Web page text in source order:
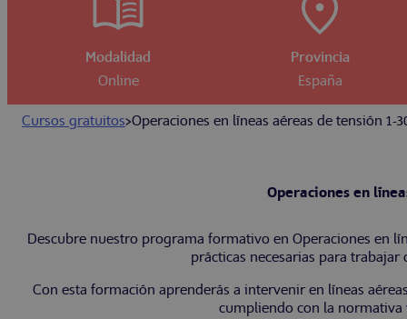
Modalidad
Online
Provincia
España
Cursos gratuitos>Operaciones en líneas aéreas de tensión
Operaciones en
Descubre nuestro programa formativo en Operaciones en
prácticas necesarias para
Con esta formación aprenderás a intervenir en líneas
cumpliendo con la normativa